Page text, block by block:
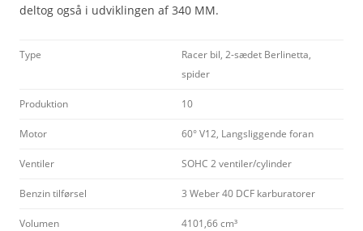
deltog også i udviklingen af 340 MM.
Type
Racer bil, 2-sædet Berlinetta,
spider
Produktion 10
Motor 60° V12, Langsliggende foran
Ventiler SOHC 2 ventiler/cylinder
Benzin tilførsel 3 Weber 40 DCF karburatorer
Volumen 4101,66 cm³